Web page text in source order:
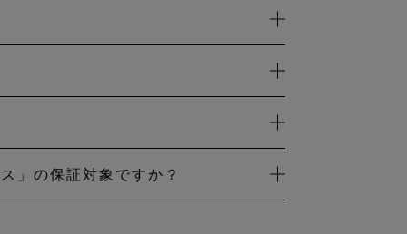
送が必要と当社が判断し
送費用につきましては当社
せて頂きます。その製品
品が耐用年数を過ぎてしま
くはお客様のご希望によ
験が行われます。すべて
さらなる革新と開発につな
製品の最大限のメリット
GUARANTEED TO KEEP
」の保証対象ですか？